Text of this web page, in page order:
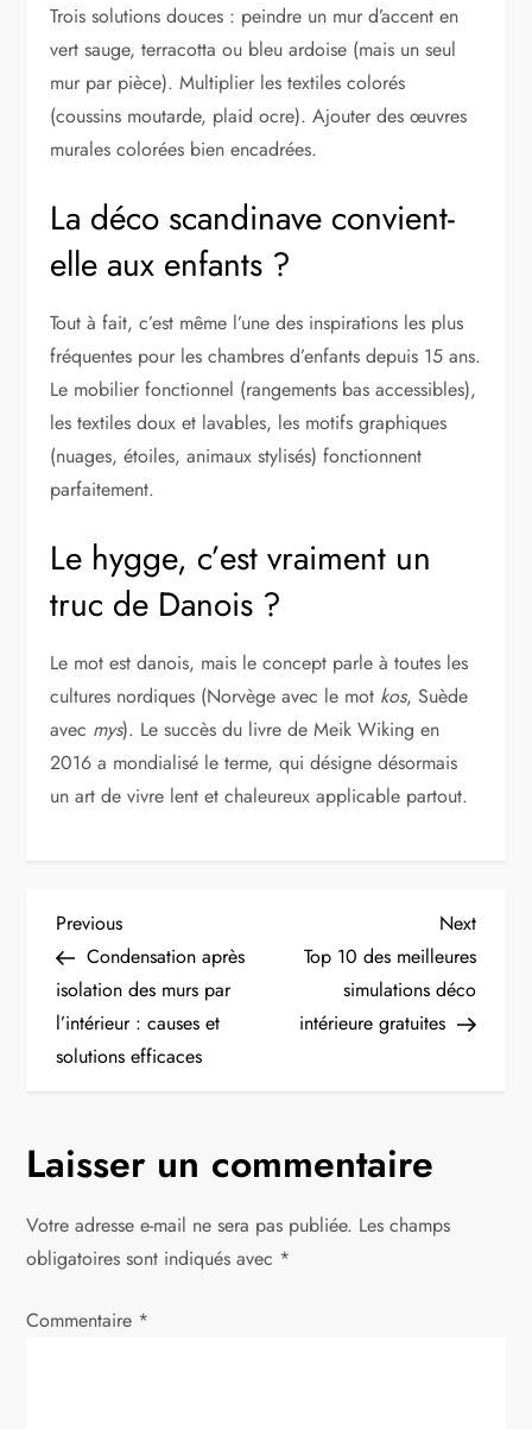
Trois solutions douces : peindre un mur d’accent en
vert sauge, terracotta ou bleu ardoise (mais un seul
mur par pièce). Multiplier les textiles colorés
(coussins moutarde, plaid ocre). Ajouter des œuvres
murales colorées bien encadrées.
La déco scandinave convient-
elle aux enfants ?
Tout à fait, c’est même l’une des inspirations les plus
fréquentes pour les chambres d’enfants depuis 15 ans.
Le mobilier fonctionnel (rangements bas accessibles),
les textiles doux et lavables, les motifs graphiques
(nuages, étoiles, animaux stylisés) fonctionnent
parfaitement.
Le hygge, c’est vraiment un
truc de Danois ?
Le mot est danois, mais le concept parle à toutes les
cultures nordiques (Norvège avec le mot kos, Suède
avec mys). Le succès du livre de Meik Wiking en
2016 a mondialisé le terme, qui désigne désormais
un art de vivre lent et chaleureux applicable partout.
N
a
v
g
a
t
i
Previous
Post
Previous
Condensation après
isolation des murs par
l’intérieur : causes et
solutions efficaces
Next
Post
Next
Top 10 des meilleures
simulations déco
intérieure gratuites
Laisser un commentaire
Votre adresse e-mail ne sera pas publiée. Les champs
obligatoires sont indiqués avec *
Commentaire *